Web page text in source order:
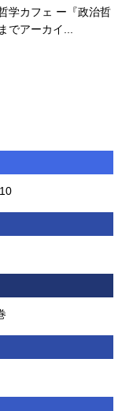
学カフェ ー『政治哲
でアーカイ...